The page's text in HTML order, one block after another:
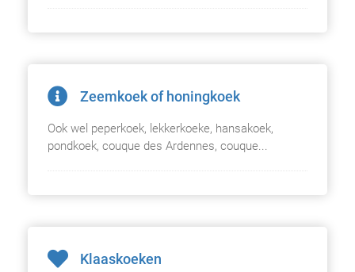
Zeemkoek of honingkoek
Ook wel peperkoek, lekkerkoeke, hansakoek,
pondkoek, couque des Ardennes, couque...
Klaaskoeken